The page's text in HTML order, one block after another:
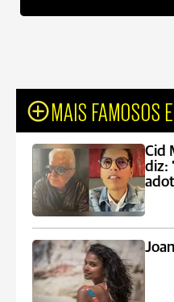
MAIS FAMOSOS
Cid
diz: